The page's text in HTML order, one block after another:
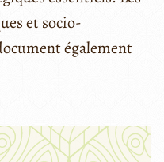
et socio-
également